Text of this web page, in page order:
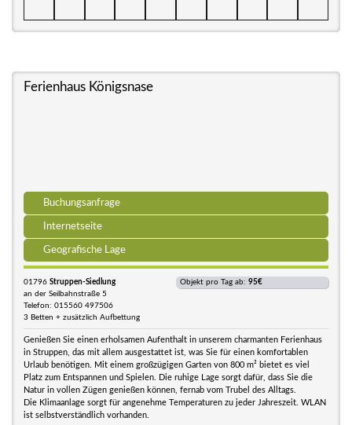
Ferienhaus Königsnase
Buchungsanfrage
Internetseite
Geografische Lage
01796 Struppen-Siedlung
an der Seilbahnstraße 5
Telefon: 015560 497506
3 Betten + zusätzlich Aufbettung
Objekt pro Tag ab: 95€
Genießen Sie einen erholsamen Aufenthalt in unserem charmanten Ferienhaus
in Struppen, das mit allem ausgestattet ist, was Sie für einen komfortablen
Urlaub benötigen. Mit einem großzügigen Garten von 800 m² bietet es viel
Platz zum Entspannen und Spielen. Die ruhige Lage sorgt dafür, dass Sie die
Natur in vollen Zügen genießen können, fernab vom Trubel des Alltags.
Die Klimaanlage sorgt für angenehme Temperaturen zu jeder Jahreszeit. WLAN
ist selbstverständlich vorhanden.